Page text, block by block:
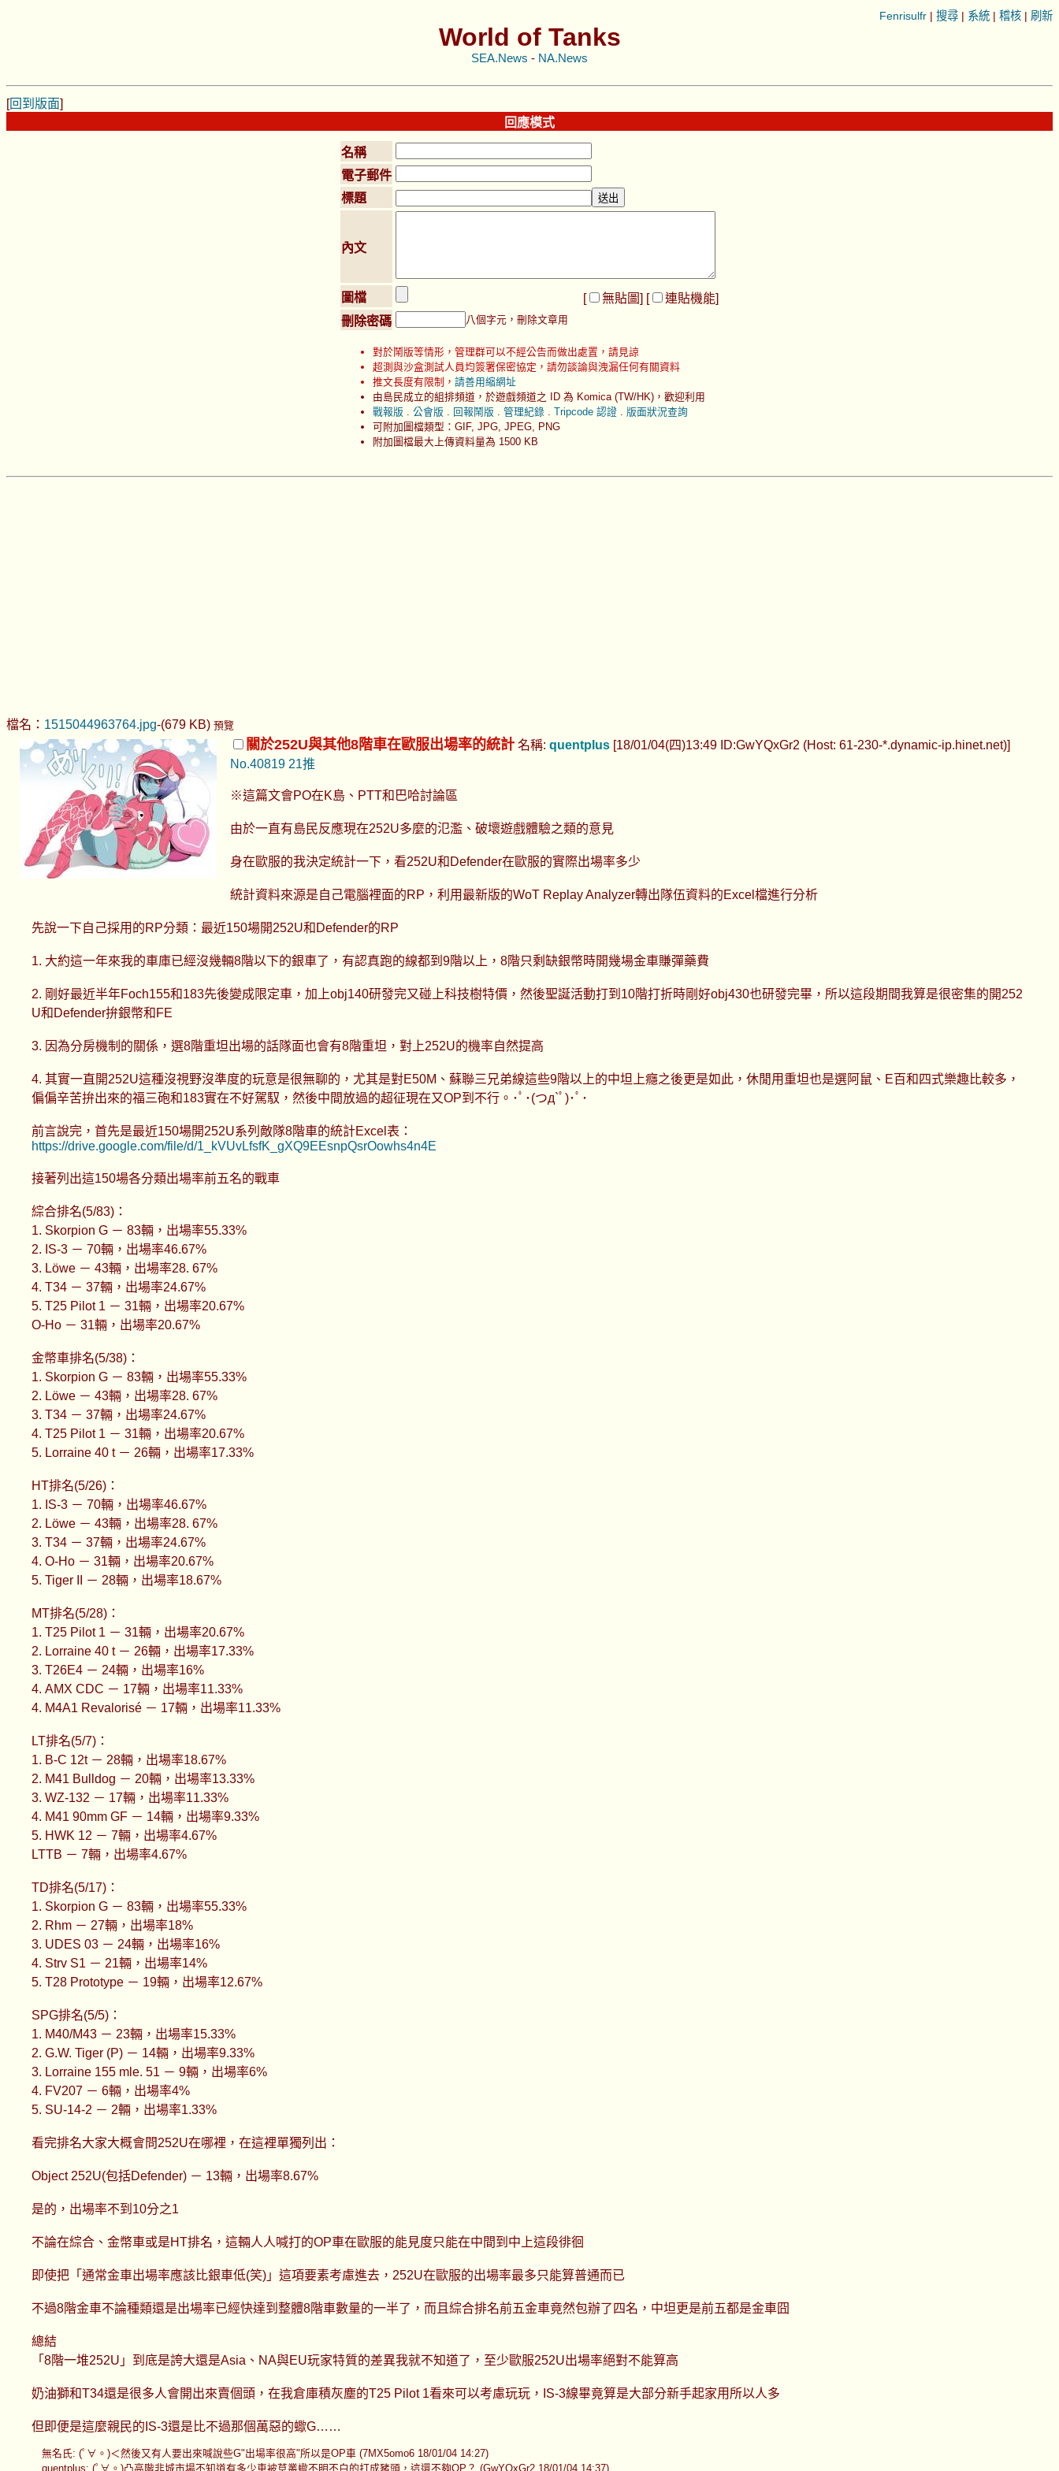
Fenrisulfr | 搜尋 | 系統 | 稽核 | 刷新
World of Tanks
SEA.News - NA.News
[回到版面]
回應模式
名稱
電子郵件
標題
內文
圖檔 [ 無貼圖] [ 連貼機能]
刪除密碼
八個字元，刪除文章用
對於鬧版等情形，管理群可以不經公告而做出處置，請見諒
超測與沙盒測試人員均簽署保密協定，請勿談論與洩漏任何有關資料
推文長度有限制， 請善用縮網址
由島民成立的組排頻道，於遊戲頻道之 ID 為 Komica (TW/HK)，歡迎利用
戰報版
公會版 回報鬧版 管理紀錄. Tripcode 認證. 版面狀況查詢
可附加圖檔類型：GIF, JPG, JPEG, PNG
附加圖檔最大上傳資料量為 1500 KB
檔名： 1515044963764.jpg-(679 KB) 預覽
關於252U與其他8階車在歐服出場率的統計名稱: quentplus[18/01/04(四)13:49 ID:GwYQxGr2 (Host: 61-230-*.dynamic-ip.hinet.net)]
No.40819 21推
※這篇文會PO在K島、PTT和巴哈討論區
由於一直有島民反應現在252U多麼的氾濫、破壞遊戲體驗之類的意見
身在歐服的我決定統計一下，看252U和Defender在歐服的實際出場率多少
統計資料來源是自己電腦裡面的RP，利用最新版的WoT Replay Analyzer轉出隊伍資料的Excel檔進行分析
先說一下自己採用的RP分類：最近150場開252U和Defender的RP
1. 大約這一年來我的車庫已經沒幾輛8階以下的銀車了，有認真跑的線都到9階以上，8階只剩缺銀幣時開幾場金車賺彈藥費
2. 剛好最近半年Foch155和183先後變成限定車，加上obj140研發完又碰上科技樹特價，然後聖誕活動打到10階打折時剛好obj430也研發完畢，所以這段期間我算是很密集的開252
U和Defender拚銀幣和FE
3. 因為分房機制的關係，選8階重坦出場的話隊面也會有8階重坦，對上252U的機率自然提高
4. 其實一直開252U這種沒視野沒準度的玩意是很無聊的，尤其是對E50M、蘇聯三兄弟線這些9階以上的中坦上癮之後更是如此，休閒用重坦也是選阿鼠、E百和四式樂趣比較多，
偏偏辛苦拚出來的福三砲和183實在不好駕馭，然後中間放過的超征現在又OP到不行。･ﾟ･(つд`ﾟ)･ﾟ･
前言說完，首先是最近150場開252U系列敵隊8階車的統計Excel表：
https://drive.google.com/file/d/1_kVUvLfsfK_gXQ9EEsnpQsrOowhs4n4E
接著列出這150場各分類出場率前五名的戰車
綜合排名(5/83)：
1. Skorpion G － 83輛，出場率55.33%
2. IS-3 － 70輛，出場率46.67%
3. Löwe － 43輛，出場率28. 67%
4. T34 － 37輛，出場率24.67%
5. T25 Pilot 1 － 31輛，出場率20.67%
O-Ho － 31輛，出場率20.67%
金幣車排名(5/38)：
1. Skorpion G － 83輛，出場率55.33%
2. Löwe － 43輛，出場率28. 67%
3. T34 － 37輛，出場率24.67%
4. T25 Pilot 1 － 31輛，出場率20.67%
5. Lorraine 40 t － 26輛，出場率17.33%
HT排名(5/26)：
1. IS-3 － 70輛，出場率46.67%
2. Löwe － 43輛，出場率28. 67%
3. T34 － 37輛，出場率24.67%
4. O-Ho － 31輛，出場率20.67%
5. Tiger II － 28輛，出場率18.67%
MT排名(5/28)：
1. T25 Pilot 1 － 31輛，出場率20.67%
2. Lorraine 40 t － 26輛，出場率17.33%
3. T26E4 － 24輛，出場率16%
4. AMX CDC － 17輛，出場率11.33%
4. M4A1 Revalorisé － 17輛，出場率11.33%
LT排名(5/7)：
1. B-C 12t － 28輛，出場率18.67%
2. M41 Bulldog － 20輛，出場率13.33%
3. WZ-132 － 17輛，出場率11.33%
4. M41 90mm GF － 14輛，出場率9.33%
5. HWK 12 － 7輛，出場率4.67%
LTTB － 7輛，出場率4.67%
TD排名(5/17)：
1. Skorpion G － 83輛，出場率55.33%
2. Rhm － 27輛，出場率18%
3. UDES 03 － 24輛，出場率16%
4. Strv S1 － 21輛，出場率14%
5. T28 Prototype － 19輛，出場率12.67%
SPG排名(5/5)：
1. M40/M43 － 23輛，出場率15.33%
2. G.W. Tiger (P) － 14輛，出場率9.33%
3. Lorraine 155 mle. 51 － 9輛，出場率6%
4. FV207 － 6輛，出場率4%
5. SU-14-2 － 2輛，出場率1.33%
看完排名大家大概會問252U在哪裡，在這裡單獨列出：
Object 252U(包括Defender) － 13輛，出場率8.67%
是的，出場率不到10分之1
不論在綜合、金幣車或是HT排名，這輛人人喊打的OP車在歐服的能見度只能在中間到中上這段徘徊
即使把「通常金車出場率應該比銀車低(笑)」這項要素考慮進去，252U在歐服的出場率最多只能算普通而已
不過8階金車不論種類還是出場率已經快達到整體8階車數量的一半了，而且綜合排名前五金車竟然包辦了四名，中坦更是前五都是金車囧
總結
「8階一堆252U」到底是誇大還是Asia、NA與EU玩家特質的差異我就不知道了，至少歐服252U出場率絕對不能算高
奶油獅和T34還是很多人會開出來賣個頭，在我倉庫積灰塵的T25 Pilot 1看來可以考慮玩玩，IS-3線畢竟算是大部分新手起家用所以人多
但即便是這麼親民的IS-3還是比不過那個萬惡的蠍G……
無名氏: (ﾟ∀。)＜然後又有人要出來喊說些G"出場率很高"所以是OP車 (7MX5omo6 18/01/04 14:27)
quentplus: (ﾟ∀。)凸高階非城市場不知道有多少車被草叢蠍不明不白的打成豬頭，這還不夠OP？ (GwYQxGr2 18/01/04 14:37)